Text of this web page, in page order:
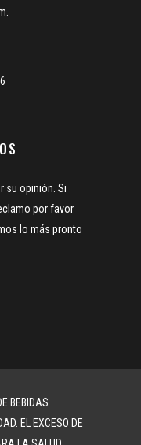
su opinión. Si
por favor
lo más pronto
BEBIDAS
EL EXCESO DE